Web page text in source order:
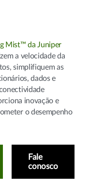
Mist™ da Juniper
a velocidade da
simplifiquem as
dados e
inovação e
o desempenho
Fale
conosco